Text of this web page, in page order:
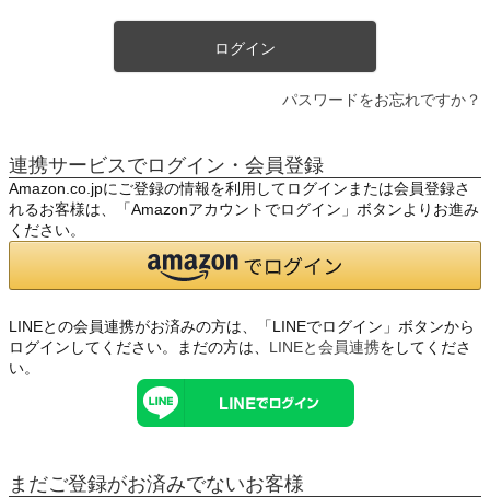
ログイン
パスワードをお忘れですか？
連携サービスでログイン・会員登録
Amazon.co.jpにご登録の情報を利用してログインまたは会員登録さ
れるお客様は、「Amazonアカウントでログイン」ボタンよりお進み
ください。
LINEとの会員連携がお済みの方は、「LINEでログイン」ボタンから
ログインしてください。まだの方は、 LINEと会員連携をしてくださ
い。
まだご登録がお済みでないお客様